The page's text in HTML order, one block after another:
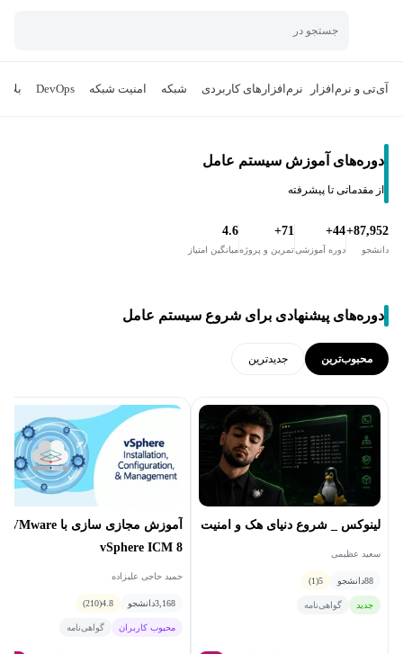
جستجو در
آی‌تی و نرم‌افزار نرم‌افزارهای کاربردی شبکه امنیت شبکه DevOps
دوره‌های آموزش سیستم عامل
از مقدماتی تا پیشرفته
87,952+
دانشجو
44+
دوره آموزشی
71+
تمرین و پروژه
4.6
میانگین امتیاز
دوره‌های پیشنهادی برای شروع سیستم عامل
محبوب‌ترین جدید‌ترین
لینوکس _ شروع دنیای هک و امنیت
سعید عظیمی
88دانشجو 5
(1)
جدید گواهی‌نامه
آموزش مجازی سازی با VMware
vSphere ICM 8
حمید حاجی علیزاده
3,168دانشجو 4.8
(210)
محبوب کاربران گواهی‌نامه